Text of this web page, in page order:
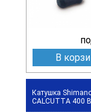
В
Катушка
CALCUTTA 400